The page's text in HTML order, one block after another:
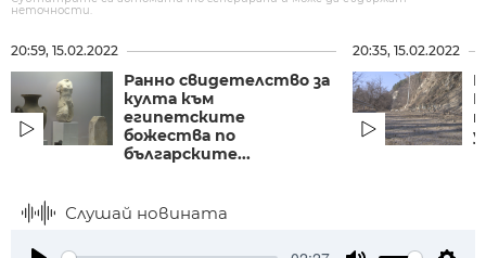
неточности.
20:59, 15.02.2022
Ранно свидетелство за
култа към
египетските
божества по
българските...
20:35, 15.02.2022
Слушай новината